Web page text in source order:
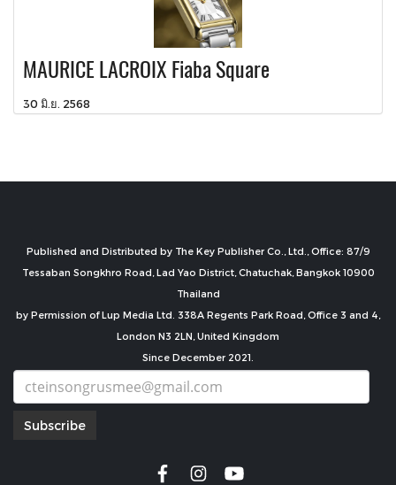
MAURICE LACROIX Fiaba Square
30 มิ.ย. 2568
Published and Distributed by The Key Publisher Co., Ltd., Office: 87/9
Tessaban Songkhro Road, Lad Yao District, Chatuchak, Bangkok 10900
Thailand
by Permission of Lup Media Ltd. 338A Regents Park Road, Office 3 and 4,
London N3 2LN, United Kingdom
Since December 2021.
Subscribe